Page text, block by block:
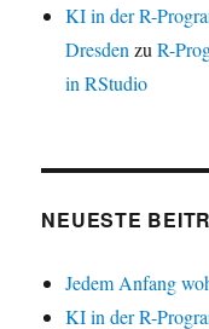
KI in der R-
Dresden zuR-
in RStudio
NEUESTE
Jedem Anfang
KI in der R-